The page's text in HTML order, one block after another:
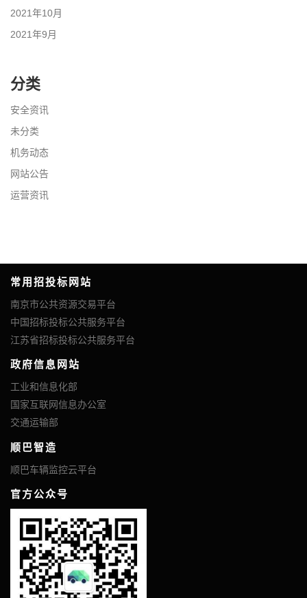
2021年10月
2021年9月
分类
安全资讯
未分类
机务动态
网站公告
运营资讯
常用招投标网站
南京市公共资源交易平台
中国招标投标公共服务平台
江苏省招标投标公共服务平台
政府信息网站
工业和信息化部
国家互联网信息办公室
交通运输部
顺巴智造
顺巴车辆监控云平台
官方公众号